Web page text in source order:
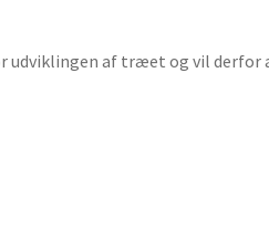
af træet og vil derfor